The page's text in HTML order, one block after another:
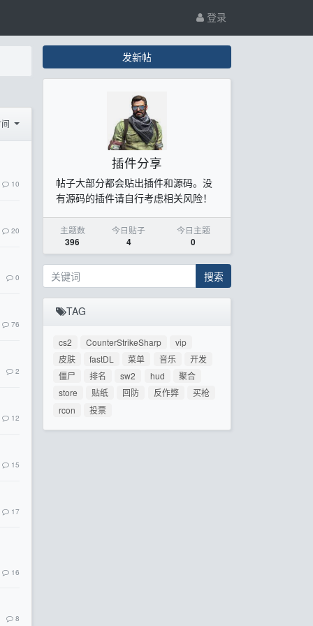
登录
10
20
0
76
2
12
15
17
16
8
发新帖
插件分享
帖子大部分都会贴出插件和源码。没
有源码的插件请自行考虑相关风险！
主题数
396
今日贴子
4
今日主题
0
搜索
TAG
cs2 CounterStrikeSharp
vip
皮肤
fastDL 菜单 音乐
开发
僵尸
排名 sw2 hud
聚合
store
贴纸 回防 反作弊
买枪
rcon
投票